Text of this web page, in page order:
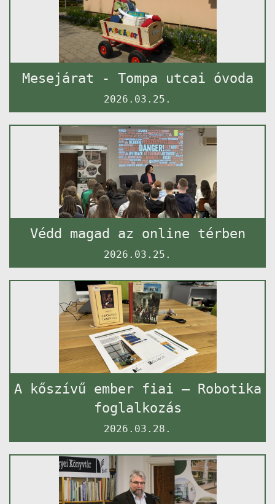
Mesejárat - Tompa utcai óvoda
2026.03.25.
Védd magad az online térben
2026.03.25.
A kőszívű ember fiai – Robotika
foglalkozás
2026.03.28.